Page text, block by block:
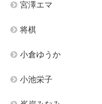
宮澤エマ
将棋
小倉ゆうか
小池栄子